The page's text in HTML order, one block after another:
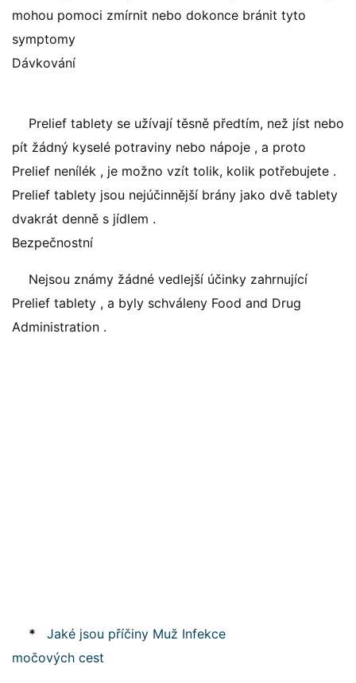
mohou pomoci zmírnit nebo dokonce bránit tyto
symptomy
Dávkování
Prelief tablety se užívají těsně předtím, než jíst nebo
pít žádný kyselé potraviny nebo nápoje , a proto
Prelief nenílék , je možno vzít tolik, kolik potřebujete .
Prelief tablety jsou nejúčinnější brány jako dvě tablety
dvakrát denně s jídlem .
Bezpečnostní
Nejsou známy žádné vedlejší účinky zahrnující
Prelief tablety , a byly schváleny Food and Drug
Administration .
*
Jaké jsou příčiny Muž Infekce
močových cest